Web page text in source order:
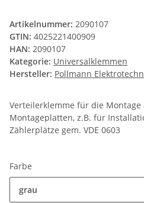
Artikelnummer: 2090107
GTIN: 4025221400909
HAN: 2090107
Kategorie: Universalklemmen
Hersteller: Pollmann
Verteilerklemme für die
Montageplatten, z.B. für
Zählerplätze gem. VDE 0603
Farbe
grau